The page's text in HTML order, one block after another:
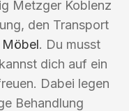
Metzger Koblenz
den Transport
Möbel. Du musst
dich auf ein
Dabei legen
Behandlung